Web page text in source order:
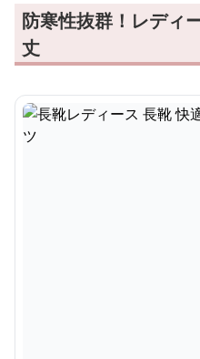
防寒性抜群！レディ
丈